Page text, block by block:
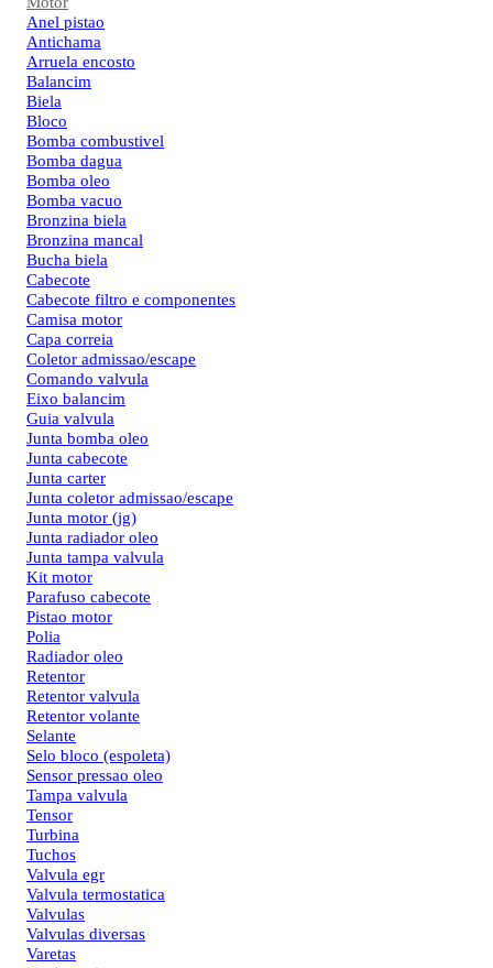
Anel pistao
Antichama
Arruela encosto
Balancim
Biela
Bloco
Bomba combustivel
Bomba dagua
Bomba oleo
Bomba vacuo
Bronzina biela
Bronzina mancal
Bucha biela
Cabecote
Cabecote filtro e componentes
Camisa motor
Capa correia
Coletor admissao/escape
Comando valvula
Eixo balancim
Guia valvula
Junta bomba oleo
Junta cabecote
Junta carter
Junta coletor admissao/escape
Junta motor (jg)
Junta radiador oleo
Junta tampa valvula
Kit motor
Parafuso cabecote
Pistao motor
Polia
Radiador oleo
Retentor
Retentor valvula
Retentor volante
Selante
Selo bloco (espoleta)
Sensor pressao oleo
Tampa valvula
Tensor
Turbina
Tuchos
Valvula egr
Valvula termostatica
Valvulas
Valvulas diversas
Varetas